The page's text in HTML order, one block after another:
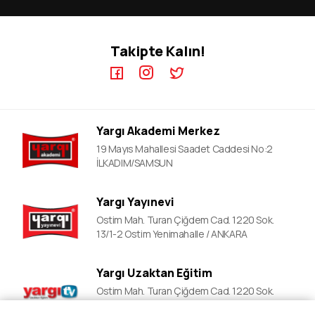
KPSS A Video Dersler
YDS Video Ders
Takipte Kalın!
Yargı Akademi Merkez
19 Mayıs Mahallesi Saadet Caddesi No:2
İLKADIM/SAMSUN
Yargı Yayınevi
Ostim Mah. Turan Çiğdem Cad. 1220 Sok.
13/1-2 Ostim Yenimahalle / ANKARA
Yargı Uzaktan Eğitim
Ostim Mah. Turan Çiğdem Cad. 1220 Sok.